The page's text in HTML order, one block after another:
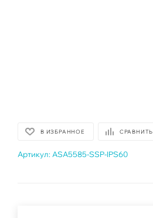
В ИЗБРАННОЕ СРАВНИТЬ
Артикул: ASA5585-SSP-IPS60